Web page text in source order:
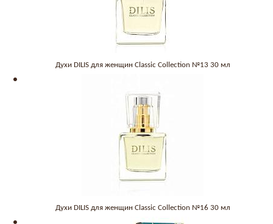
Духи DILIS для женщин Classic Collection №13 30 мл
Духи DILIS для женщин Classic Collection №16 30 мл